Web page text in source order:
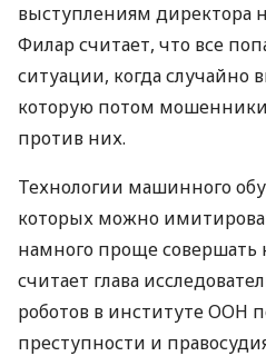
выступлениям директора
Филар считает, что все
ситуации, когда
которую потом мошенники
против них.
Технологии машинного
которых можно
намного проще совершать
считает глава
роботов в институтеООН
преступности и